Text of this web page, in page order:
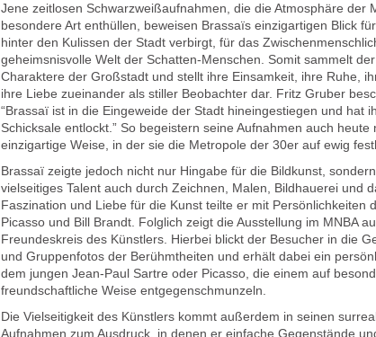
Jene zeitlosen Schwarzweißaufnahmen, die die Atmosphäre der
besondere Art enthüllen, beweisen Brassaïs einzigartigen Blick
hinter den Kulissen der Stadt verbirgt, für das
geheimsnisvolle Welt der Schatten-Menschen. Somit sammelt
Charaktere der Großstadt und stellt ihre Einsamkeit, ihre Ruhe,
ihre Liebe zueinander als stiller Beobachter dar. Fritz Gruber
“Brassaï ist in die Eingeweide der Stadt hineingestiegen und hat
Schicksale entlockt.” So begeistern seine Aufnahmen auch heute
einzigartige Weise, in der sie die Metropole der 30er auf ewig
Brassaï zeigte jedoch nicht nur Hingabe für die Bildkunst,
vielseitiges Talent auch durch Zeichnen, Malen, Bildhauerei und
Faszination und Liebe für die Kunst teilte er mit Persönlichkeiten
Picasso und Bill Brandt. Folglich zeigt die Ausstellung im MNBA
Freundeskreis des Künstlers. Hierbei blickt der Besucher in die
und Gruppenfotos der Berühmtheiten und erhält dabei ein
dem jungen Jean-Paul Sartre oder Picasso, die einem auf
freundschaftliche Weise entgegenschmunzeln.
Die Vielseitigkeit des Künstlers kommt außerdem in seinen
Aufnahmen zum Ausdruck, in denen er einfache Gegenstände